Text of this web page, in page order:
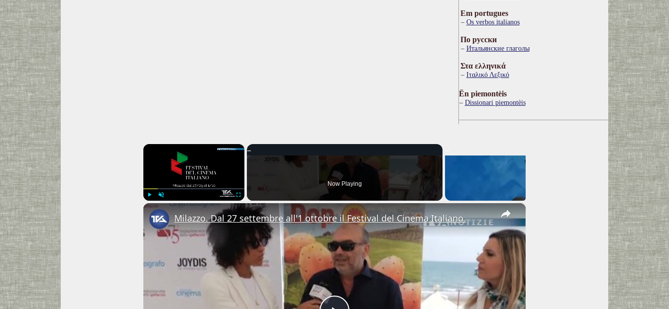
Em portugues
Os verbos italianos
По русски
Итальянские глаголы
Στα ελληνικά
Ιταλικό Λεξικό
Ën piemontèis
Dissionari piemontèis
×
Unmute Fullscreen
Now Playing
×
Milazzo. Dal 27 settembre all'1 ottobre il Festival del Cinema Italiano.